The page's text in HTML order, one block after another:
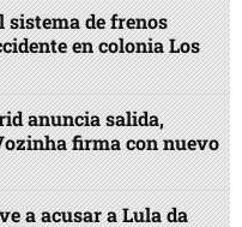
sistema de frenos
en colonia Los
anuncia salida,
firma con nuevo
a acusar a Lula da